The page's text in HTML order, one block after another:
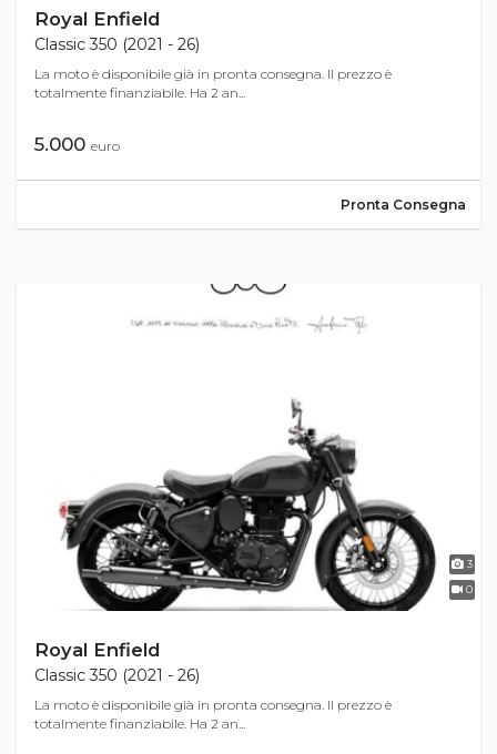
Royal Enfield
Classic 350 (2021 - 26)
La moto è disponibile già in pronta consegna. Il prezzo è
totalmente finanziabile. Ha 2 an...
5.000 euro
Pronta Consegna
3
0
Royal Enfield
Classic 350 (2021 - 26)
La moto è disponibile già in pronta consegna. Il prezzo è
totalmente finanziabile. Ha 2 an...